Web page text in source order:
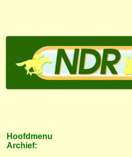
Hoofdmenu
Archief: